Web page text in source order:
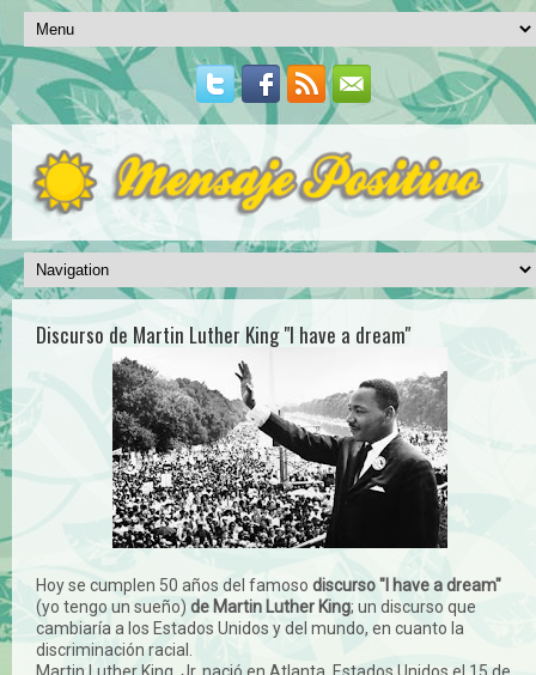
Discurso de Martin Luther King "I have a dream"
Hoy se cumplen 50 años del famoso discurso "I have a dream"
(yo tengo un sueño) de Martin Luther King; un discurso que
cambiaría a los Estados Unidos y del mundo, en cuanto la
discriminación racial.
Martin Luther King, Jr. nació en Atlanta, Estados Unidos el 15 de